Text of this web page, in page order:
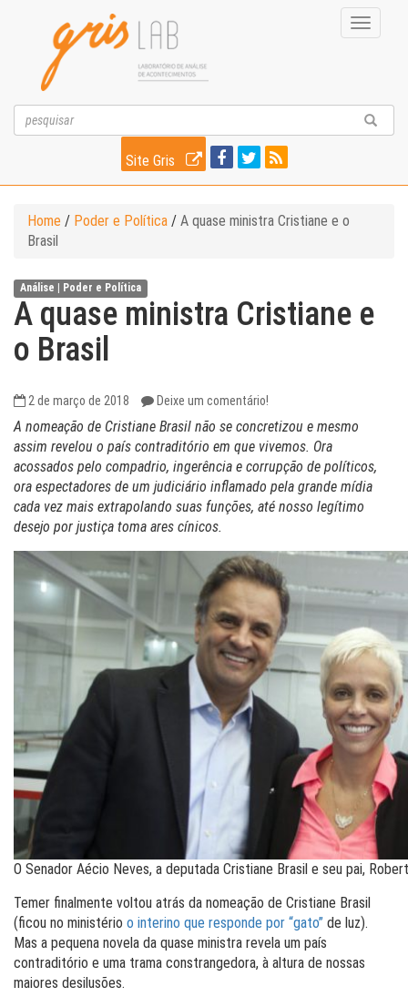
Toggle
Site Gris
Home / Poder e Política / A quase ministra Cristiane e o
Brasil
Análise | Poder e Política
A quase ministra Cristiane e
o Brasil
2 de março de 2018 Deixe um comentário!
A nomeação de Cristiane Brasil não se concretizou e mesmo
assim revelou o país contraditório em que vivemos. Ora
acossados pelo compadrio, ingerência e corrupção de políticos,
ora espectadores de um judiciário inflamado pela grande mídia
cada vez mais extrapolando suas funções, até nosso legítimo
desejo por justiça toma ares cínicos.
O Senador Aécio Neves, a deputada Cristiane Brasil e seu pai,
Temer finalmente voltou atrás da nomeação de Cristiane Brasil
(ficou no ministério o interino que responde por “gato” de luz).
Mas a pequena novela da quase ministra revela um país
contraditório e uma trama constrangedora, à altura de nossas
maiores desilusões.